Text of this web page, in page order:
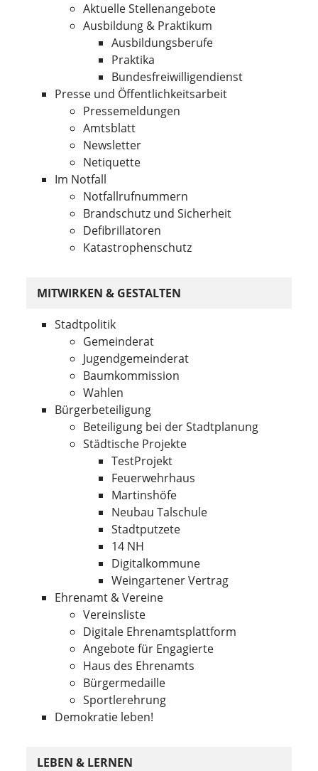
Aktuelle Stellenangebote
Ausbildung & Praktikum
Ausbildungsberufe
Praktika
Bundesfreiwilligendienst
Presse und Öffentlichkeitsarbeit
Pressemeldungen
Amtsblatt
Newsletter
Netiquette
Im Notfall
Notfallrufnummern
Brandschutz und Sicherheit
Defibrillatoren
Katastrophenschutz
MITWIRKEN & GESTALTEN
Stadtpolitik
Gemeinderat
Jugendgemeinderat
Baumkommission
Wahlen
Bürgerbeteiligung
Beteiligung bei der Stadtplanung
Städtische Projekte
TestProjekt
Feuerwehrhaus
Martinshöfe
Neubau Talschule
Stadtputzete
14 NH
Digitalkommune
Weingartener Vertrag
Ehrenamt & Vereine
Vereinsliste
Digitale Ehrenamtsplattform
Angebote für Engagierte
Haus des Ehrenamts
Bürgermedaille
Sportlerehrung
Demokratie leben!
LEBEN & LERNEN